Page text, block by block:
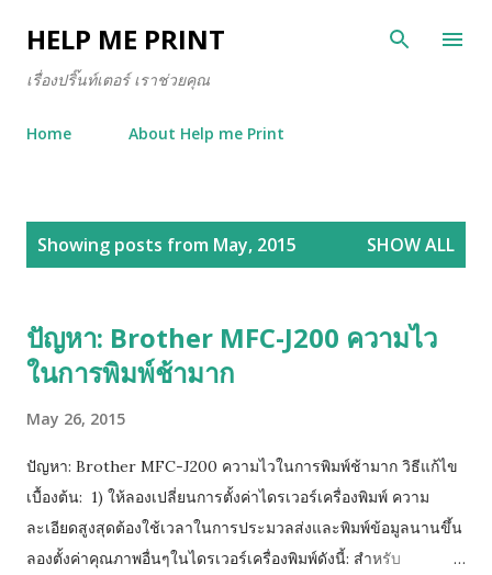
Skip to main content
HELP ME PRINT
เรื่องปริ๊นท์เตอร์ เราช่วยคุณ
Home About Help me Print
Showing posts from May, 2015 SHOW ALL
ปัญหา: Brother MFC-J200 ความไว
ในการพิมพ์ช้ามาก
May 26, 2015
ปัญหา: Brother MFC-J200 ความไวในการพิมพ์ช้ามาก วิธีแก้ไข
เบื้องต้น: 1) ให้ลองเปลี่ยนการตั้งค่าไดรเวอร์เครื่องพิมพ์ ความ
ละเอียดสูงสุดต้องใช้เวลาในการประมวลส่งและพิมพ์ข้อมูลนานขึ้น
ลองตั้งค่าคุณภาพอื่นๆในไดรเวอร์เครื่องพิมพ์ดังนี้: สำหรับ